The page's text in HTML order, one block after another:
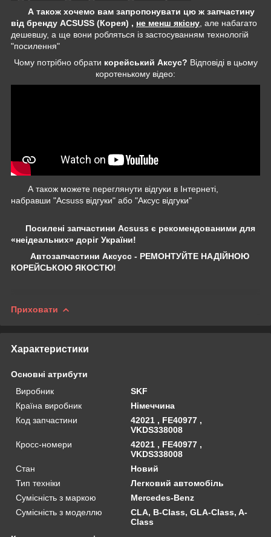
А також хочемо вам запропонувати цю ж запчастину
від бренду ACSUSS (Корея) , не менш якісну , але набагато
дешевшу, а ще вони робляться із застосуванням технологій
"посилення"
Чому потрібно обрати корейський Аксус? Відповіді в цьому
коротенькому відео:
А також можете переглянути відгуки в Інтернеті,
набравши "Acsuss відгуки" або "Аксус відгуки"
Посилені запчастини Acsuss є рекомендованими для
«неідеальних» доріг України!
Автозапчастини Аксусс - РЕМОНТУЙТЕ НАДІЙНОЮ
КОРЕЙСЬКОЮ ЯКОСТЮ!
Приховати
Характеристики
Основні атрибути
Виробник
SKF
Країна виробник
Німеччина
Код запчастини
42021 , FE40977 ,
VKDS338008
Кросс-номери
42021 , FE40977 ,
VKDS338008
Стан
Новий
Тип техніки
Легковий автомобіль
Сумісність з маркою
Mercedes-Benz
Сумісність з моделлю
CLA, B-Class, GLA-Class, A-
Class